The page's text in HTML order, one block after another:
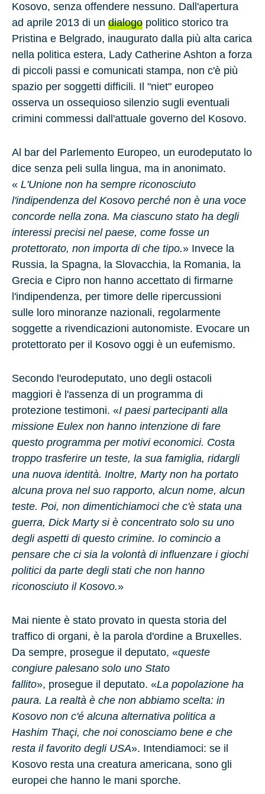
Kosovo, senza offendere nessuno. Dall'apertura
ad aprile 2013 di un dialogo politico storico tra
Pristina e Belgrado, inaugurato dalla più alta carica
nella politica estera, Lady Catherine Ashton a forza
di piccoli passi e comunicati stampa, non c'è più
spazio per soggetti difficili. Il "niet" europeo
osserva un ossequioso silenzio sugli eventuali
crimini commessi dall'attuale governo del Kosovo.
Al bar del Parlemento Europeo, un eurodeputato lo
dice senza peli sulla lingua, ma in anonimato.
« L'Unione non ha sempre riconosciuto
l'indipendenza del Kosovo perché non è una voce
concorde nella zona. Ma ciascuno stato ha degli
interessi precisi nel paese, come fosse un
protettorato, non importa di che tipo.» Invece la
Russia, la Spagna, la Slovacchia, la Romania, la
Grecia e Cipro non hanno accettato di firmarne
l'indipendenza, per timore delle ripercussioni
sulle loro minoranze nazionali, regolarmente
soggette a rivendicazioni autonomiste. Evocare un
protettorato per il Kosovo oggi è un eufemismo.
Secondo l'eurodeputato, uno degli ostacoli
maggiori è l'assenza di un programma di
protezione testimoni. «I paesi partecipanti alla
missione Eulex non hanno intenzione di fare
questo programma per motivi economici. Costa
troppo trasferire un teste, la sua famiglia, ridargli
una nuova identità. Inoltre, Marty non ha portato
alcuna prova nel suo rapporto, alcun nome, alcun
teste. Poi, non dimentichiamoci che c'è stata una
guerra, Dick Marty si è concentrato solo su uno
degli aspetti di questo crimine. Io comincio a
pensare che ci sia la volontà di influenzare i giochi
politici da parte degli stati che non hanno
riconosciuto il Kosovo.»
Mai niente è stato provato in questa storia del
traffico di organi, è la parola d'ordine a Bruxelles.
Da sempre, prosegue il deputato, «queste
congiure palesano solo uno Stato
fallito», prosegue il deputato. «La popolazione ha
paura. La realtà è che non abbiamo scelta: in
Kosovo non c'é alcuna alternativa politica a
Hashim Thaçi, che noi conosciamo bene e che
resta il favorito degli USA». Intendiamoci: se il
Kosovo resta una creatura americana, sono gli
europei che hanno le mani sporche.